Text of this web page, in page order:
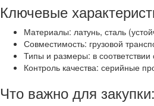
Ключевые
Материалы: латунь, сталь
Совместимость: грузовой
Типы и размеры: в
Контроль качества: серийные
Что важно для закупки: